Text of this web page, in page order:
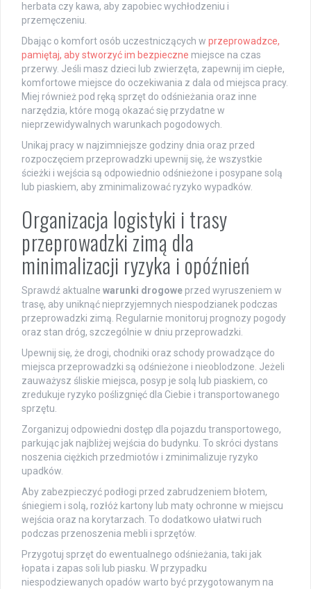
herbata czy kawa, aby zapobiec wychłodzeniu i
przemęczeniu.
Dbając o komfort osób uczestniczących w przeprowadzce,
pamiętaj, aby stworzyć im bezpieczne miejsce na czas
przerwy. Jeśli masz dzieci lub zwierzęta, zapewnij im ciepłe,
komfortowe miejsce do oczekiwania z dala od miejsca pracy.
Miej również pod ręką sprzęt do odśnieżania oraz inne
narzędzia, które mogą okazać się przydatne w
nieprzewidywalnych warunkach pogodowych.
Unikaj pracy w najzimniejsze godziny dnia oraz przed
rozpoczęciem przeprowadzki upewnij się, że wszystkie
ścieżki i wejścia są odpowiednio odśnieżone i posypane solą
lub piaskiem, aby zminimalizować ryzyko wypadków.
Organizacja logistyki i trasy
przeprowadzki zimą dla
minimalizacji ryzyka i opóźnień
Sprawdź aktualne warunki drogowe przed wyruszeniem w
trasę, aby uniknąć nieprzyjemnych niespodzianek podczas
przeprowadzki zimą. Regularnie monitoruj prognozy pogody
oraz stan dróg, szczególnie w dniu przeprowadzki.
Upewnij się, że drogi, chodniki oraz schody prowadzące do
miejsca przeprowadzki są odśnieżone i nieoblodzone. Jeżeli
zauważysz śliskie miejsca, posyp je solą lub piaskiem, co
zredukuje ryzyko poślizgnięć dla Ciebie i transportowanego
sprzętu.
Zorganizuj odpowiedni dostęp dla pojazdu transportowego,
parkując jak najbliżej wejścia do budynku. To skróci dystans
noszenia ciężkich przedmiotów i zminimalizuje ryzyko
upadków.
Aby zabezpieczyć podłogi przed zabrudzeniem błotem,
śniegiem i solą, rozłóż kartony lub maty ochronne w miejscu
wejścia oraz na korytarzach. To dodatkowo ułatwi ruch
podczas przenoszenia mebli i sprzętów.
Przygotuj sprzęt do ewentualnego odśnieżania, taki jak
łopata i zapas soli lub piasku. W przypadku
niespodziewanych opadów warto być przygotowanym na